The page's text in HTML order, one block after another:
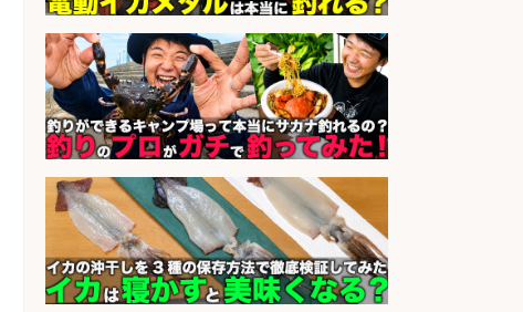
和食, 日本料理・懐石料理/店長・店
長候補/旬と手作りにこだわる!さか
なの価値を上げ、地域を元気に!店長
候補募集
会社名 博多 華吉 博多 華吉
sponsored by 求人ボックス
和食, 日本料理・懐石料理/店長・店
長候補/本物を知る大人の隠れ家!魚
の価値を上げ、地域を元気に!店長候